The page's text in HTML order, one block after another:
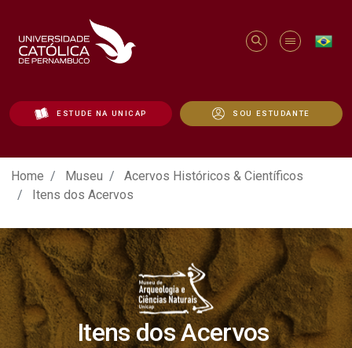
ESTUDE NA UNICAP SOU ESTUDANTE
Itens do Acervo - Unicap
Home Museu
Acervos Históricos & Científicos
Itens dos Acervos
Itens dos Acervos